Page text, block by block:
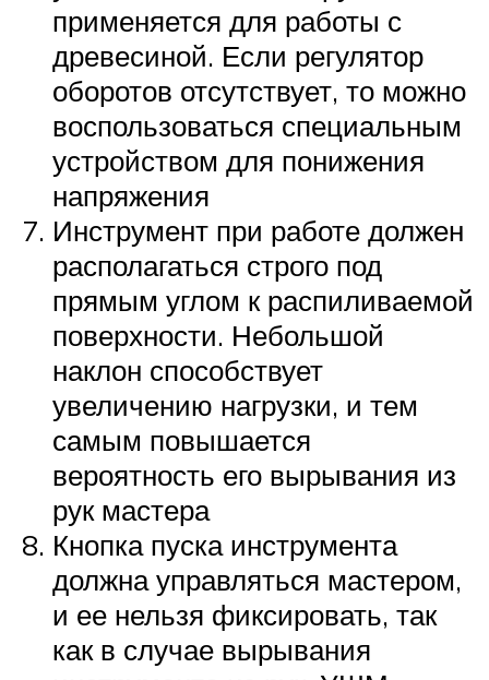
применяется для работы с
древесиной. Если регулятор
оборотов отсутствует, то можно
воспользоваться специальным
устройством для понижения
напряжения
Инструмент при работе должен
располагаться строго под
прямым углом к распиливаемой
поверхности. Небольшой
наклон способствует
увеличению нагрузки, и тем
самым повышается
вероятность его вырывания из
рук мастера
Кнопка пуска инструмента
должна управляться мастером,
и ее нельзя фиксировать, так
как в случае вырывания